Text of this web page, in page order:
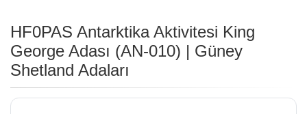
HF0PAS Antarktika Aktivitesi King
George Adası (AN-010) | Güney
Shetland Adaları